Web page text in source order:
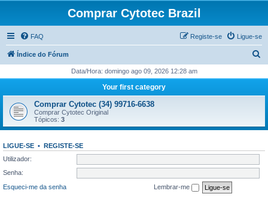
Comprar Cytotec Brazil
FAQ Ligue-se
Registe-se
Índice do Fórum
q
i
Data/Hora: domingo ago 09, 2026 12:28 am
Your first category
Comprar Cytotec (34) 99716-6638
Comprar Cytotec Original
Tópicos: 3
LIGUE-SE • REGISTE-SE
Utilizador:
Senha:
Esqueci-me da senha
Lembrar-me